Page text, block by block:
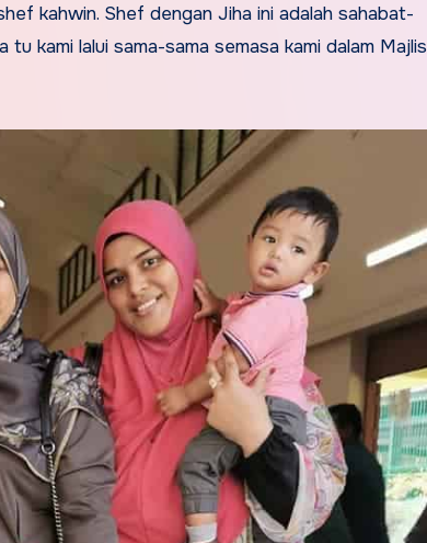
kahwin. Shef dengan Jiha ini adalah sahabat-
kami lalui sama-sama semasa kami dalam Majlis